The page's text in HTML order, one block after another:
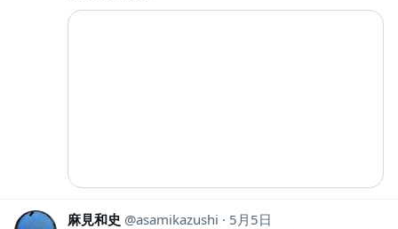
麻見和史 asamikazushi
5月5日